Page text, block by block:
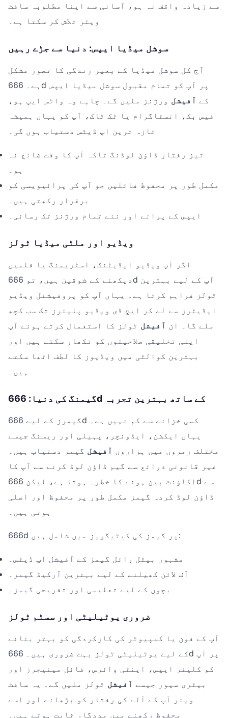
سے زیادہ واقف نہ ہو، آسانی سے اپنا مطلوبہ سافٹ
ویئر تلاش کر سکتا ہے۔
سوشل میڈیا ایپس: دنیا سے جڑے رہیں
آج کل سوشل میڈیا کے بغیر زندگی کا تصور مشکل
ہے۔ 666d پر آپ کو تمام مقبول سوشل میڈیا ایپس
کے آفیشل ورژنز ملیں گے۔ چاہے وہ واٹس ایپ ہو،
فیس بک، انسٹاگرام یا ٹک ٹاک، آپ کو یہاں ہمیشہ
تازہ ترین اپ ڈیٹس دستیاب ہوں گی۔
تیز رفتار ڈاؤن لوڈنگ تاکہ آپ کا وقت ضائع نہ
ہو۔
مکمل طور پر محفوظ فائلیں جو آپ کی پرائیویسی کو
برقرار رکھتی ہیں۔
ایپس کے پرانے اور نئے تمام ورژنز تک رسائی۔
ویڈیو اور ملٹی میڈیا ٹولز
اگر آپ ویڈیو ایڈیٹنگ، اسٹریمنگ یا فلمیں
دیکھنے کے شوقین ہیں، تو 666d آپ کے لیے بہترین
ٹولز فراہم کرتا ہے۔ یہاں آپ کو پروفیشنل ویڈیو
ایڈیٹرز سے لے کر ایچ ڈی ویڈیو پلیئرز تک سب کچھ
ملے گا۔ ان آفیشل ٹولز کا استعمال کرتے ہوئے آپ
اپنی تخلیقی صلاحیتوں کو نکھار سکتے ہیں اور
بہترین کوالٹی میں ویڈیوز کا لطف اٹھا سکتے
ہیں۔
گیمنگ کی دنیا: 666d کے ساتھ بہترین تجربہ
گیمرز کے لیے 666d کسی خزانے سے کم نہیں ہے۔
یہاں ایکشن، ایڈونچر، پہیلی اور ریسنگ جیسے
مختلف زمروں میں ہزاروں آفیشل گیمز دستیاب ہیں۔
غیر قانونی ذرائع سے گیم ڈاؤن لوڈ کرنے سے آپ کا
اکاؤنٹ بین ہونے کا خطرہ ہوتا ہے، لیکن 666d سے
ڈاؤن لوڈ کردہ گیمز مکمل طور پر محفوظ اور اصلی
ہوتی ہیں۔
666d پر گیمز کی کیٹیگریز میں شامل ہیں:
مشہور بیٹل رائل گیمز کے آفیشل اپ ڈیٹس۔
آف لائن کھیلنے کے لیے بہترین آرکیڈ گیمز۔
بچوں کے لیے تعلیمی اور تفریحی گیمز۔
ضروری یوٹیلیٹی اور سسٹم ٹولز
آپ کے فون یا کمپیوٹر کی کارکردگی کو بہتر بنانے
کے لیے یوٹیلیٹی ٹولز بہت ضروری ہیں۔ 666d پر آپ
کو کلینر ایپس، اینٹی وائرس، فائل مینیجرز اور
بیٹری سیور جیسے آفیشل ٹولز ملیں گے۔ یہ سافٹ
ویئر آپ کے آلے کی رفتار کو بڑھانے اور اسے
محفوظ رکھنے میں مددگار ثابت ہوتے ہیں۔